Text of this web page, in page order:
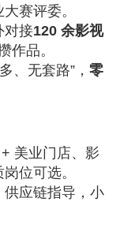
赛评委。
对接120 余影视
作品。
、无套路”， 零
美业门店、影
位可选。
应链指导，小